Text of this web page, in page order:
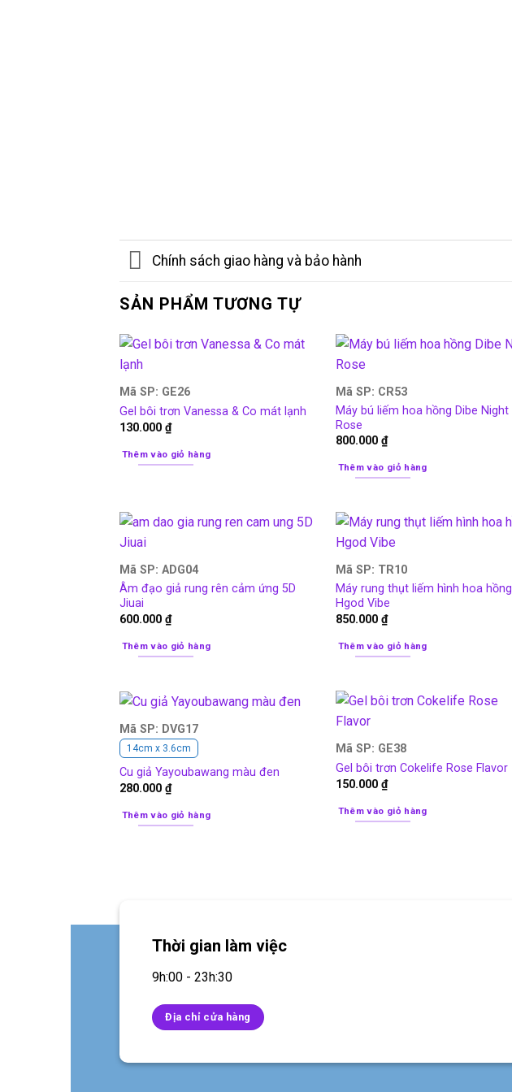
Chính sách giao hàng và bảo hành
SẢN PHẨM TƯƠNG TỰ
Mã SP: GE26
Gel bôi trơn Vanessa & Co mát lạnh
130.000 ₫
Thêm vào giỏ hàng
Mã SP: CR53
Máy bú liếm hoa hồng Dibe Night
Rose
800.000₫
Thêm vào giỏ hàng
Mã SP: ADG04
Âm đạo giả rung rên cảm ứng 5D
Jiuai
600.000 ₫
Thêm vào giỏ hàng
Mã SP: TR10
Máy rung thụt liếm hình hoa hồng
Hgod Vibe
850.000₫
Thêm vào giỏ hàng
Mã SP: DVG17
14cm x 3.6cm
Cu giả Yayoubawang màu đen
280.000 ₫
Thêm vào giỏ hàng
Mã SP: GE38
Gel bôi trơn Cokelife Rose Flavor
150.000₫
Thêm vào giỏ hàng
Thời gian làm việc
9h:00 - 23h:30
Địa chỉ cửa hàng